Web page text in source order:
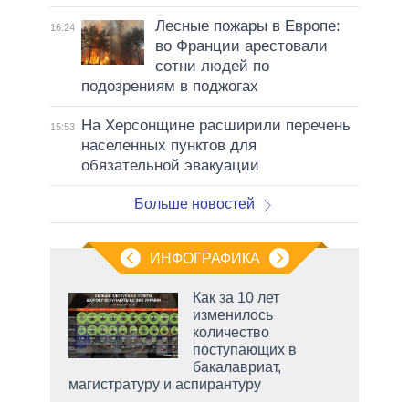
16:24
Лесные пожары в Европе:
во Франции арестовали
сотни людей по
подозрениям в поджогах
15:53
На Херсонщине расширили перечень
населенных пунктов для
обязательной эвакуации
Больше новостей
ИНФОГРАФИКА
Как за 10 лет
изменилось
количество
поступающих в
бакалавриат,
магистратуру и аспирантуру